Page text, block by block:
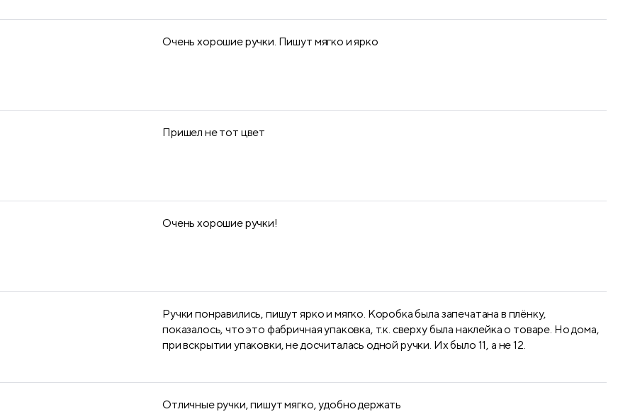
Очень хорошие ручки. Пишут мягко и ярко
Пришел не тот цвет
Очень хорошие ручки!
Ручки понравились, пишут ярко и мягко. Коробка была запечатана в плёнку,
показалось, что это фабричная упаковка, т.к. сверху была наклейка о товаре. Но дома,
при вскрытии упаковки, не досчиталась одной ручки. Их было 11, а не 12.
Отличные ручки, пишут мягко, удобно держать